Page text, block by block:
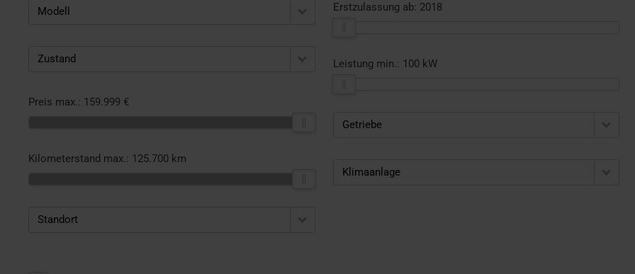
Modell
Zustand
Preis max.: 159.999 €
Kilometerstand max.: 125.700 km
Standort
Erstzulassung ab: 2018
Leistung min.: 100 kW
Getriebe
Klimaanlage